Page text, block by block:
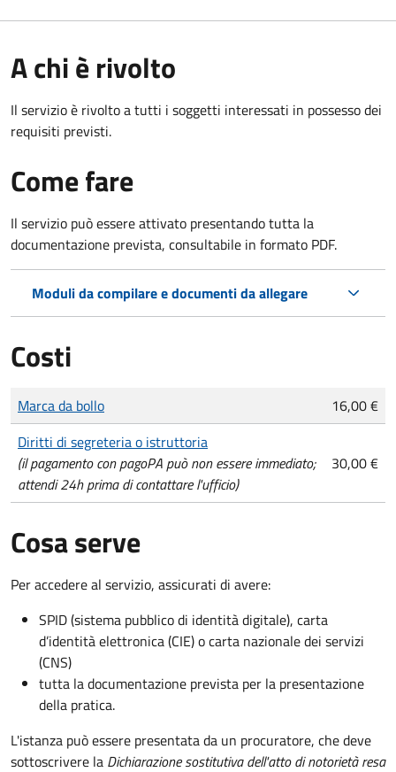
A chi è rivolto
Il servizio è rivolto a tutti i soggetti interessati in possesso dei
requisiti previsti.
Come fare
Il servizio può essere attivato presentando tutta la
documentazione prevista, consultabile in formato PDF.
Moduli da compilare e documenti da allegare
Costi
Tipo di pagamento
Importo
Marca da bollo
16,00 €
Diritti di segreteria o istruttoria
(il pagamento con pagoPA può non essere immediato;
attendi 24h prima di contattare l'ufficio)
30,00 €
Cosa serve
Per accedere al servizio, assicurati di avere:
SPID (sistema pubblico di identità digitale), carta
d’identità elettronica (CIE) o carta nazionale dei servizi
(CNS)
tutta la documentazione prevista per la presentazione
della pratica.
L'istanza può essere presentata da un procuratore, che deve
sottoscrivere la Dichiarazione sostitutiva dell'atto di notorietà resa